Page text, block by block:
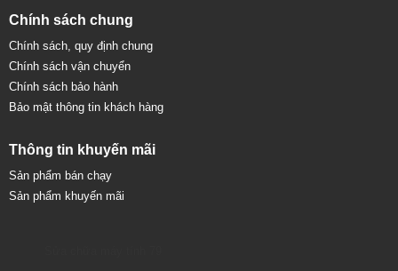
Chính sách chung
Chính sách, quy định chung
Chính sách vận chuyển
Chính sách bảo hành
Bảo mật thông tin khách hàng
Thông tin khuyến mãi
Sản phẩm bán chạy
Sản phẩm khuyến mãi